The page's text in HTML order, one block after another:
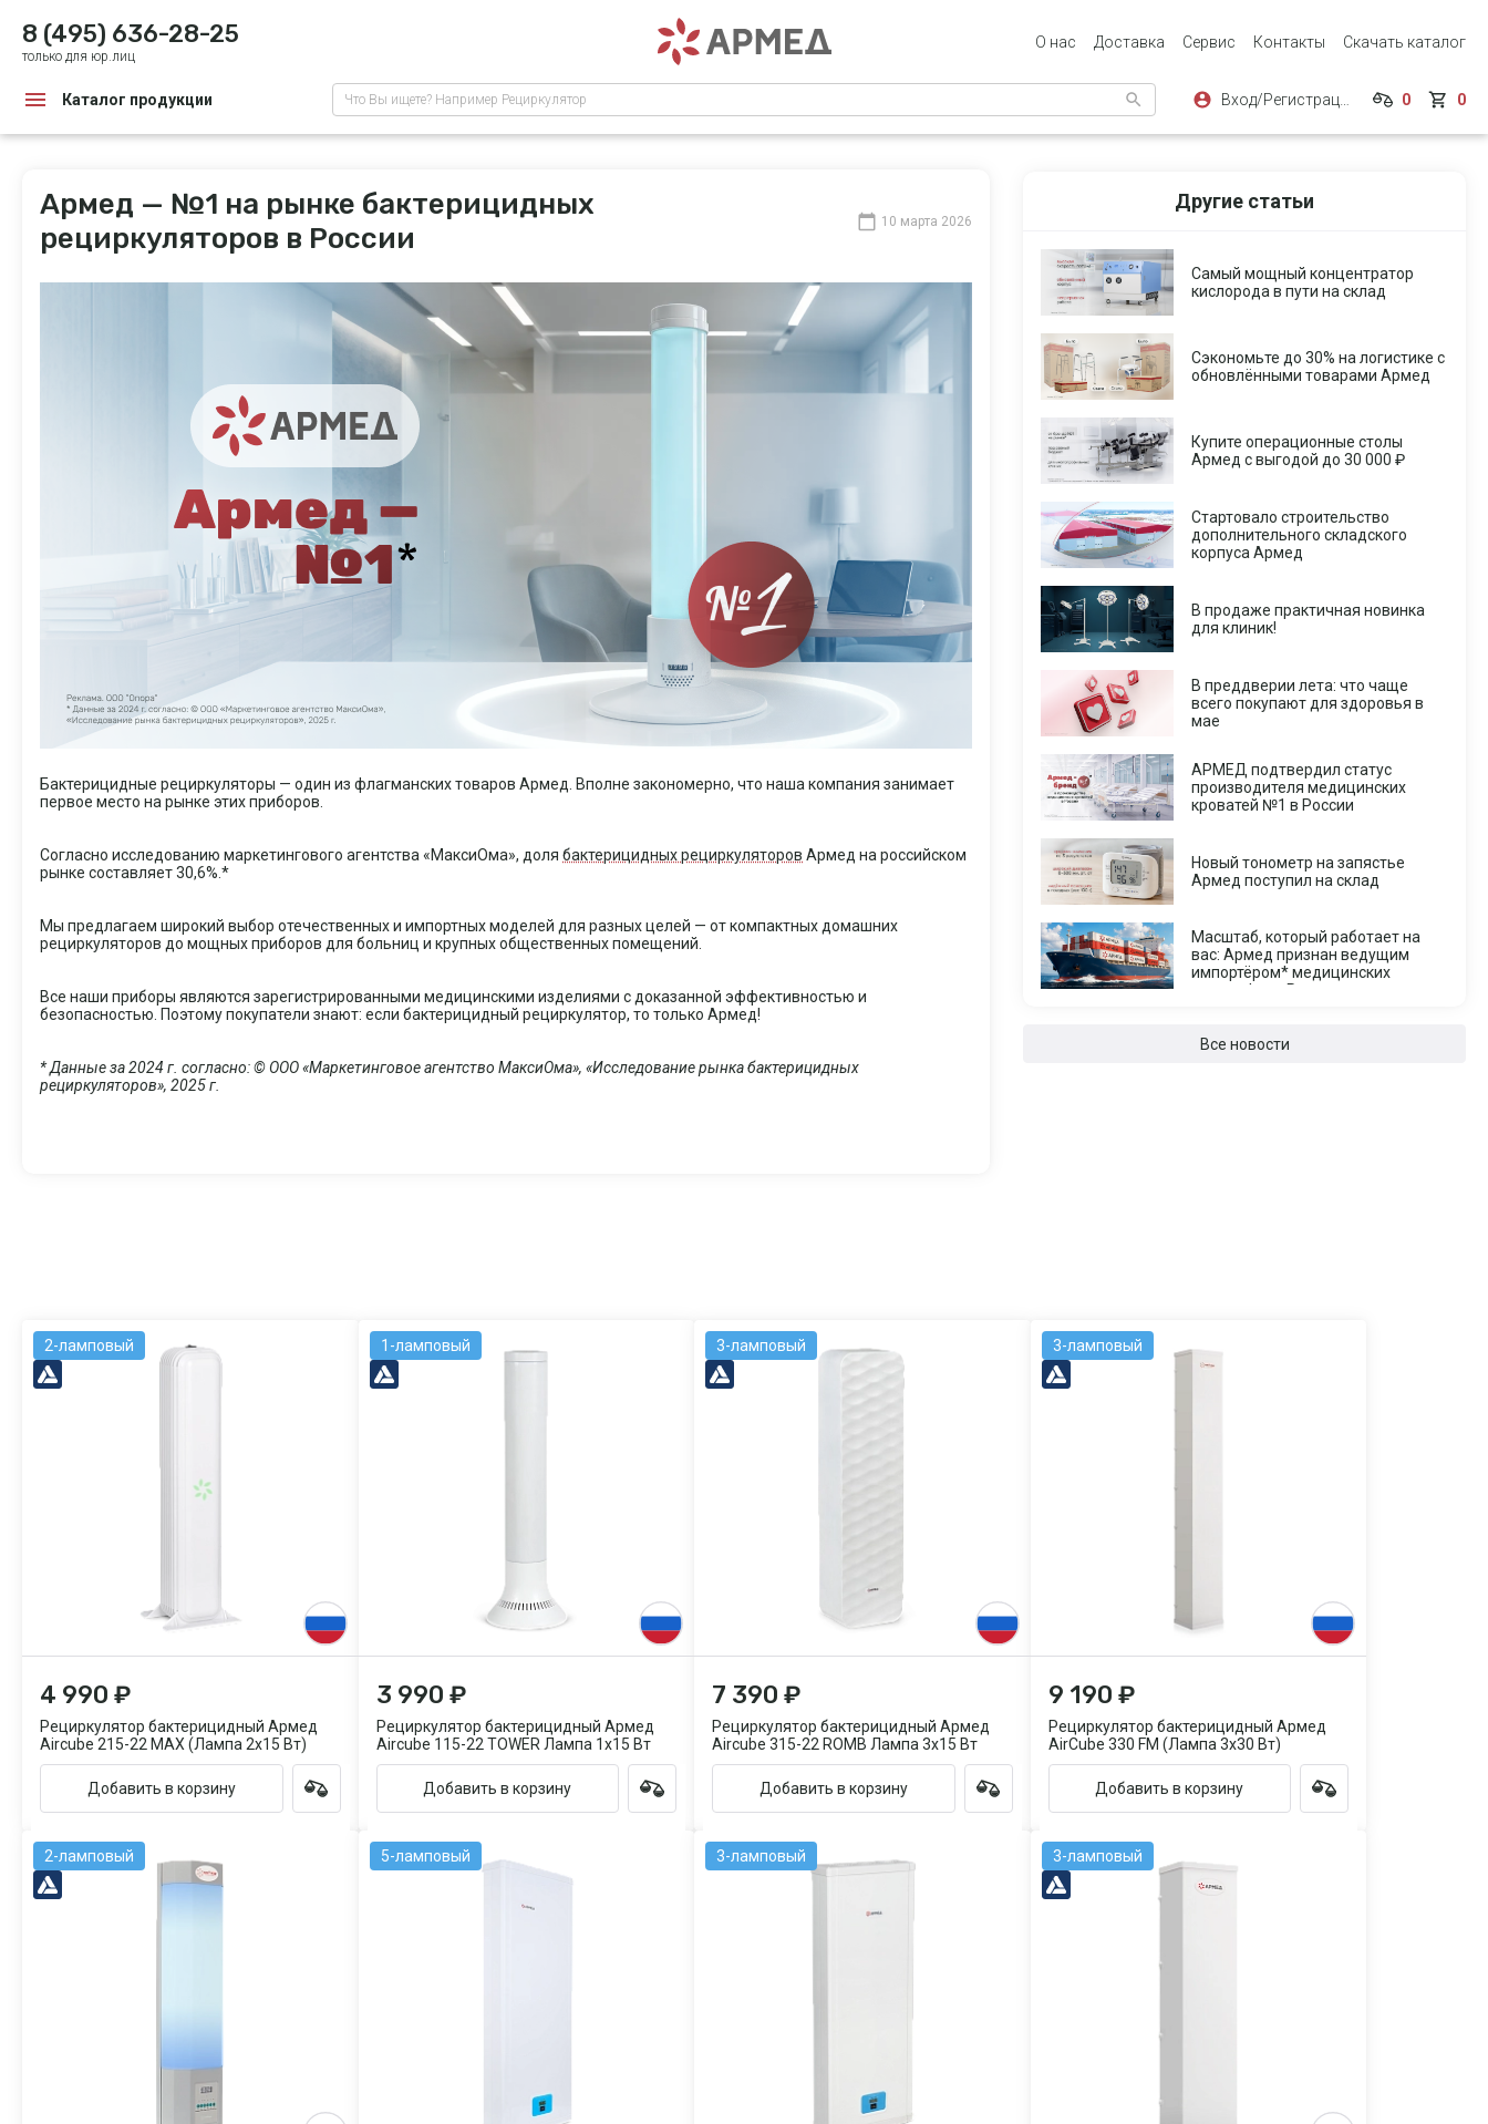
8 (495) 636-28-25
только для юр.лиц
О нас Доставка Сервис Контакты Скачать каталог
Каталог продукции Что Вы ищете? Например Рециркулятор 0 0
Армед — №1 на рынке бактерицидных
рециркуляторов в России
10 марта 2026
Бактерицидные рециркуляторы — один из флагманских товаров Армед. Вполне закономерно, что наша компания занимает
первое место на рынке этих приборов.
Согласно исследованию маркетингового агентства «МаксиОма», доля бактерицидных рециркуляторов Армед на российском
рынке составляет 30,6%.*
Мы предлагаем широкий выбор отечественных и импортных моделей для разных целей — от компактных домашних
рециркуляторов до мощных приборов для больниц и крупных общественных помещений.
Все наши приборы являются зарегистрированными медицинскими изделиями с доказанной эффективностью и
безопасностью. Поэтому покупатели знают: если бактерицидный рециркулятор, то только Армед!
* Данные за 2024 г. согласно: © ООО «Маркетинговое агентство МаксиОма», «Исследование рынка бактерицидных
рециркуляторов», 2025 г.
Другие статьи
Самый мощный концентратор
кислорода в пути на склад
Сэкономьте до 30% на логистике с
обновлёнными товарами Армед
Купите операционные столы
Армед с выгодой до 30 000 ₽
Стартовало строительство
дополнительного складского
корпуса Армед
В продаже практичная новинка
для клиник!
В преддверии лета: что чаще
всего покупают для здоровья в
мае
АРМЕД подтвердил статус
производителя медицинских
кроватей №1 в России
Новый тонометр на запястье
Армед поступил на склад
Масштаб, который работает на
вас: Армед признан ведущим
импортёром* медицинских
центрифуг в России
Все новости
2-ламповый
4 990 ₽
Рециркулятор бактерицидный Армед
Aircube 215-22 MAX (Лампа 2х15 Вт)
Добавить в корзину
1-ламповый
3 990 ₽
Рециркулятор бактерицидный Армед
Aircube 115-22 TOWER Лампа 1х15 Вт
Добавить в корзину
3-ламповый
7 390 ₽
Рециркулятор бактерицидный Армед
Aircube 315-22 ROMB Лампа 3х15 Вт
Добавить в корзину
3-ламповый
9 190 ₽
Рециркулятор бактерицидный Армед
AirCube 330 FM (Лампа 3х30 Вт)
Добавить в корзину
2-ламповый 5-ламповый 3-ламповый 3-ламповый